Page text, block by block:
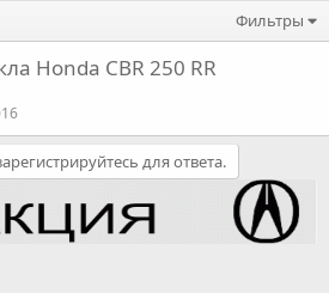
Фильтры
Honda CBR 250 RR
для ответа.